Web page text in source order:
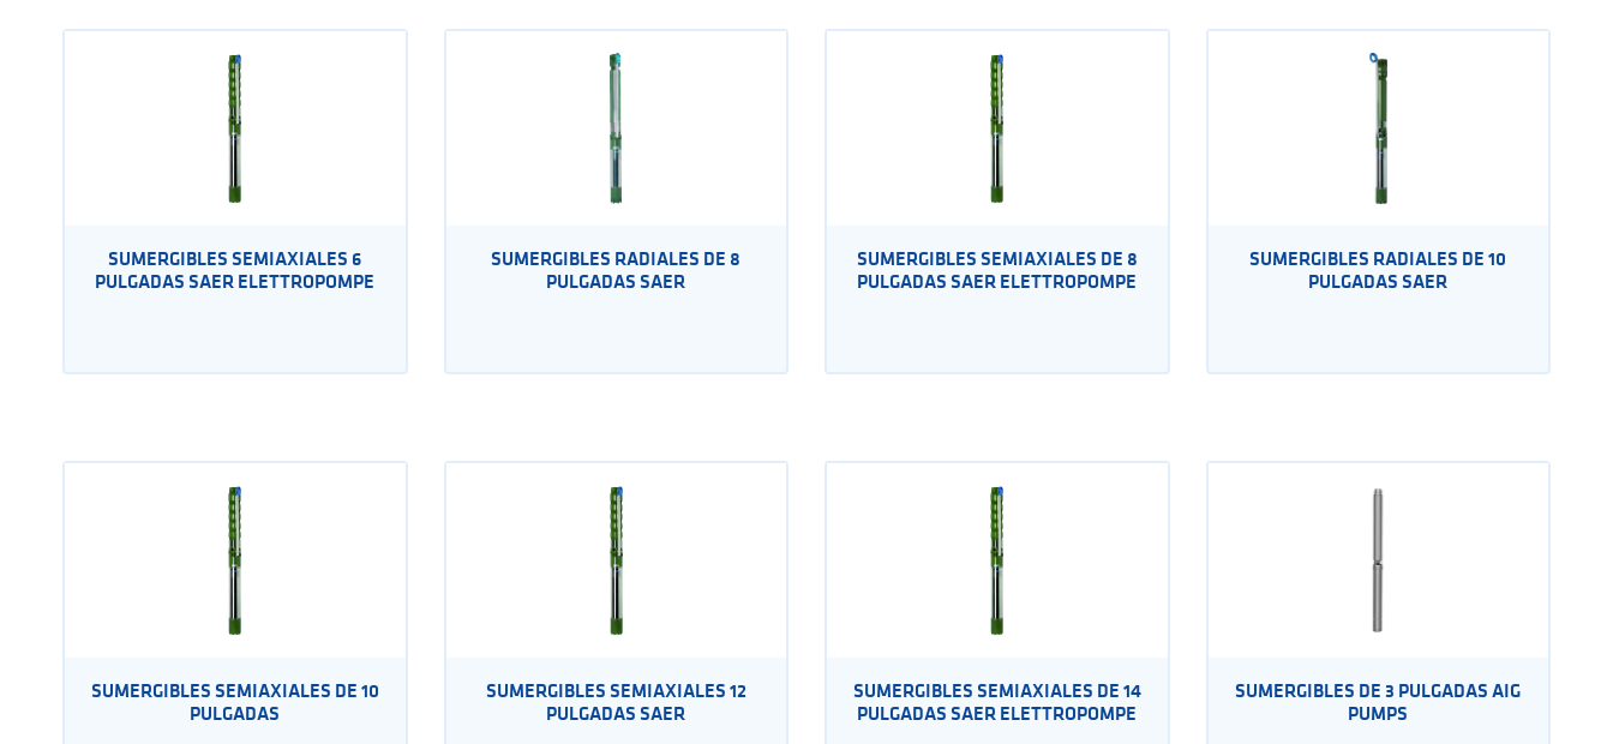
SUMERGIBLES SEMIAXIALES 6
PULGADAS SAER ELETTROPOMPE
SUMERGIBLES RADIALES DE 8
PULGADAS SAER
SUMERGIBLES SEMIAXIALES DE 8
PULGADAS SAER ELETTROPOMPE
SUMERGIBLES RADIALES DE 10
PULGADAS SAER
SUMERGIBLES SEMIAXIALES DE 10
PULGADAS
SUMERGIBLES SEMIAXIALES 12
PULGADAS SAER
SUMERGIBLES SEMIAXIALES DE 14
PULGADAS SAER ELETTROPOMPE
SUMERGIBLES DE 3 PULGADAS AIG
PUMPS